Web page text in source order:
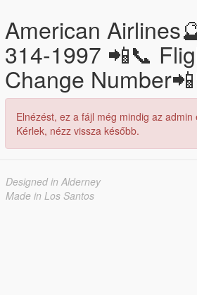
American
314-1997 📲📞
Change
Elnézést, ez a fájl még mindig az admin
Kérlek, nézz vissza később.
Designed in Alderney
Made in Los Santos